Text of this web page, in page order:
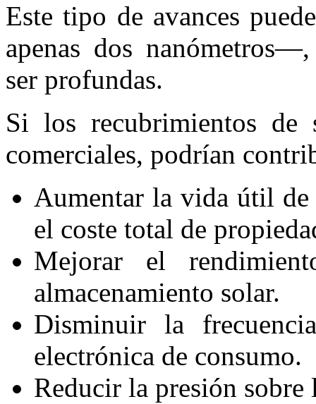
Este tipo de avances
apenas dos
ser profundas.
Si los recubrimientos de
comerciales, podrían
Aumentar la vida útil de
el coste total de
Mejorar el
almacenamiento solar.
Disminuir la
electrónica de consumo.
Reducir la presión